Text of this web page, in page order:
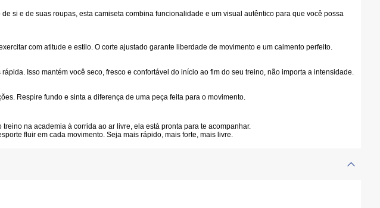
si e de suas roupas, esta camiseta combina funcionalidade e um visual autêntico para que você possa
com atitude e estilo. O corte ajustado garante liberdade de movimento e um caimento perfeito.
Isso mantém você seco, fresco e confortável do início ao fim do seu treino, não importa a intensidade.
Respire fundo e sinta a diferença de uma peça feita para o movimento.
na academia à corrida ao ar livre, ela está pronta para te acompanhar.
fluir em cada movimento. Seja mais rápido, mais forte, mais livre.